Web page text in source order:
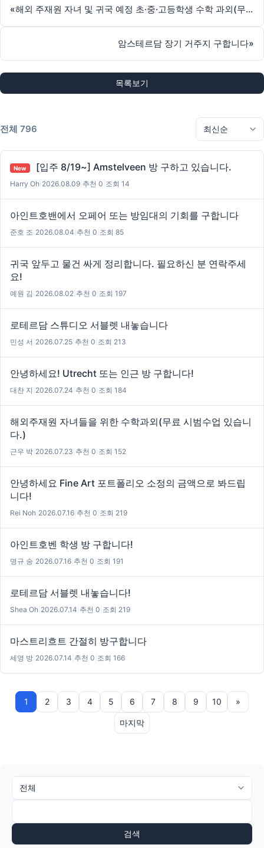
« 해외 주재원 자녀 및 귀국 예정 초·중·고등학생 수학 과외(무료 시범 수업)
암스테르담 장기 거주지 구합니다»
목록보기
전체 796
New [입주 8/19~] Amstelveen 방 구하고 있습니다.
Harry Oh 2026.08.09 추천 0 조회 14
아인트호밴에서 오페어 또는 방임대의 기회를 구합니다
준호 조 2026.08.04 추천 0 조회 85
귀국 앞두고 물건 싸게 정리합니다. 필요하신 분 연락주세
요!
예원 김 2026.08.02 추천 0 조회 197
로테르담 스튜디오 서블렛 내놓습니다
민성 서 2026.07.25 추천 0 조회 213
안녕하세요! Utrecht 또는 인근 방 구합니다!
대찬 지 2026.07.24 추천 0 조회 184
해외주재원 자녀들을 위한 수학과외(무료 시범수업 있습니
다.)
근우 박 2026.07.23 추천 0 조회 152
안녕하세요 Fine Art 포트폴리오 소정의 금액으로 봐드립
니다!
Rei Noh 2026.07.16 추천 0 조회 219
아인트호벤 학생 방 구합니다!
명규 송 2026.07.16 추천 0 조회 191
로테르담 서블렛 내놓습니다!
Shea Oh 2026.07.14 추천 0 조회 219
마스트리흐트 간절히 방구합니다
세영 방 2026.07.14 추천 0 조회 166
1 2 3 4 5 6 7 8 9 10 »
마지막
검색